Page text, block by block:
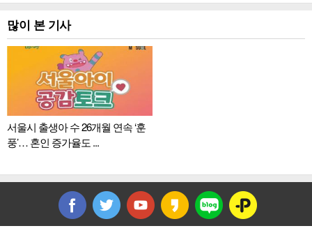
많이 본 기사
서울시 출생아 수 26개월 연속 ‘훈
풍’… 혼인 증가율도 ...